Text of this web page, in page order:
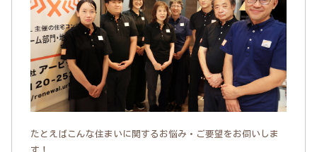
たとえばこんな住まいに関するお悩み・ご要望をお伺いしま